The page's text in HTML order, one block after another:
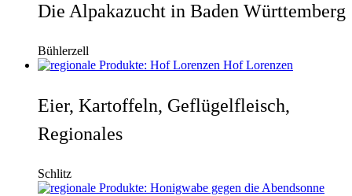
Die Alpakazucht in Baden Württemberg
Bühlerzell
Hof Lorenzen
Eier, Kartoffeln, Geflügelfleisch,
Regionales
Schlitz